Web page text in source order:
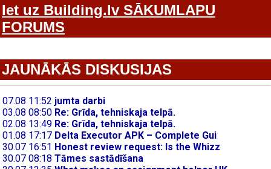
Iet uz Building.lv SĀKUMLAPU
FORUMS
JAUNĀKĀS DISKUSIJAS